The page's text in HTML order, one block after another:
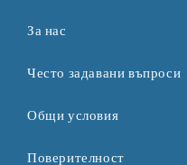
За нас
Често задавани въпроси
Общи условия
Поверителност